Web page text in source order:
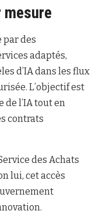
par des
adaptés,
d’IA dans les flux
L’objectif est
l’IA tout en
contrats
des Achats
lui, cet accès